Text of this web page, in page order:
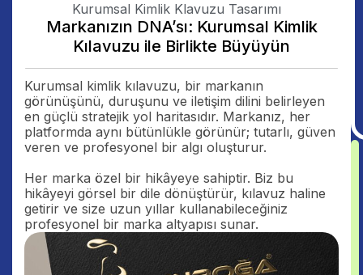
Kurumsal Kimlik Klavuzu Tasarımı
Markanızın DNA’sı: Kurumsal Kimlik
Kılavuzu ile Birlikte Büyüyün
Kurumsal kimlik kılavuzu, bir markanın
görünüşünü, duruşunu ve iletişim dilini belirleyen
en güçlü stratejik yol haritasıdır. Markanız, her
platformda aynı bütünlükle görünür; tutarlı, güven
veren ve profesyonel bir algı oluşturur.
Her marka özel bir hikâyeye sahiptir. Biz bu
hikâyeyi görsel bir dile dönüştürür, kılavuz haline
getirir ve size uzun yıllar kullanabileceğiniz
profesyonel bir marka altyapısı sunar.